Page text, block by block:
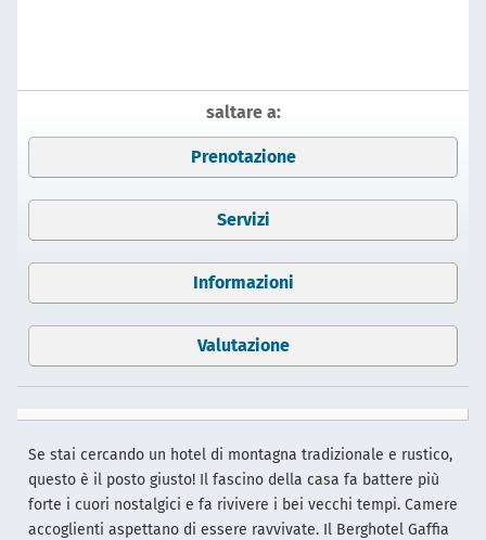
saltare a:
Prenotazione
Servizi
Informazioni
Valutazione
Se stai cercando un hotel di montagna tradizionale e rustico,
questo è il posto giusto! Il fascino della casa fa battere più
forte i cuori nostalgici e fa rivivere i bei vecchi tempi. Camere
accoglienti aspettano di essere ravvivate. Il Berghotel Gaffia